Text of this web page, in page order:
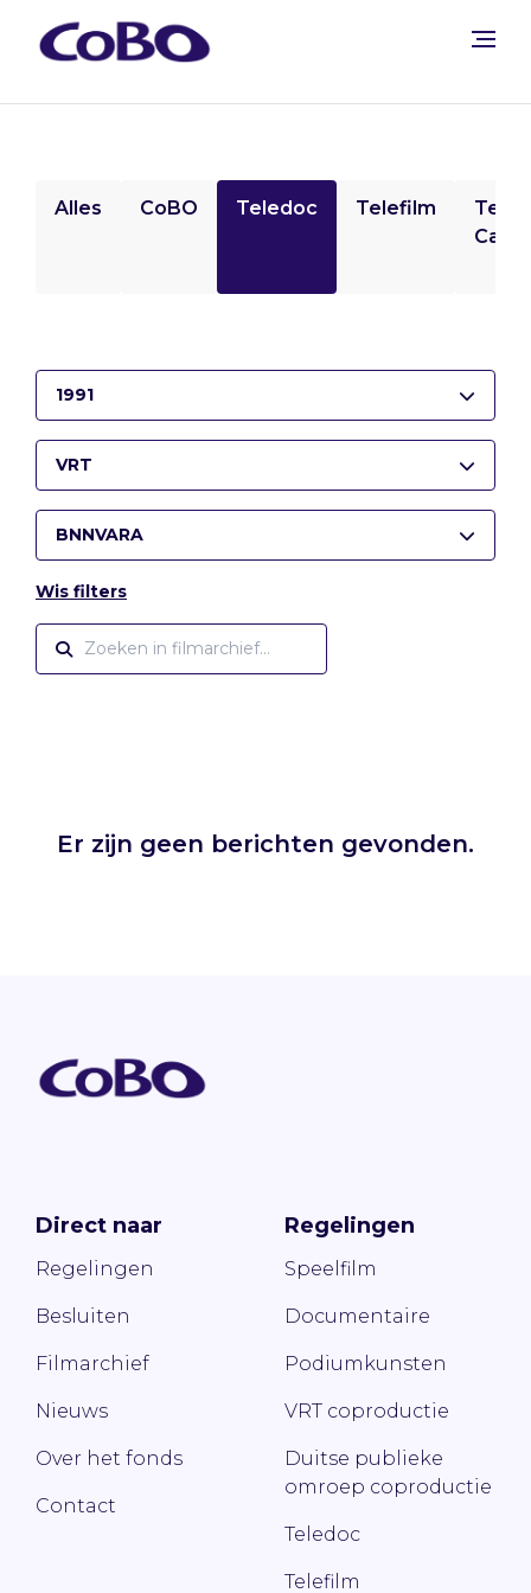
Alles CoBO Teledoc Telefilm
1991
VRT
BNNVARA
Wis filters
Er zijn geen berichten gevonden.
Direct naar
Regelingen
Besluiten
Filmarchief
Nieuws
Over het fonds
Contact
Regelingen
Speelfilm
Documentaire
Podiumkunsten
VRT coproductie
Duitse publieke
omroep coproductie
Teledoc
Telefilm